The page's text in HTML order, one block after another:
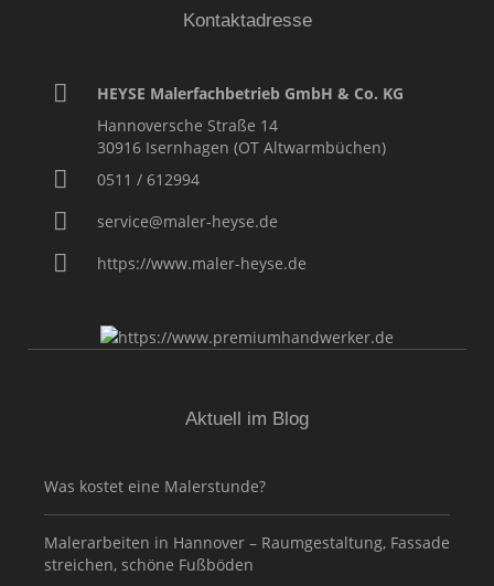
Kontaktadresse
HEYSE Malerfachbetrieb GmbH & Co. KG
Hannoversche Straße 14
30916 Isernhagen (OT Altwarmbüchen)
0511 / 612994
service@maler-heyse.de
https://www.maler-heyse.de
Aktuell im Blog
Was kostet eine Malerstunde?
Malerarbeiten in Hannover – Raumgestaltung, Fassade
streichen, schöne Fußböden